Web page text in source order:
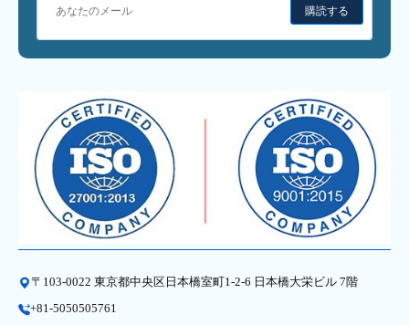
購読する
〒103-0022 東京都中央区日本橋室町1-2-6 日本橋大栄ビル 7階
+81-5050505761